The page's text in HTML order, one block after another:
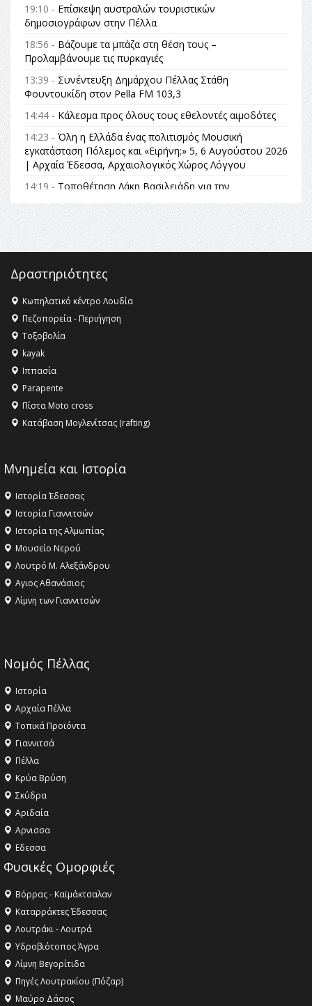
19:10 - Επίσκεψη αυστραλών τουριστικών
δημοσιογράφων στην Πέλλα
18:56 - Βάζουμε τα μπάζα στη θέση τους –
Προλαμβάνουμε τις πυρκαγιές
13:39 - Συνέντευξη Δημάρχου Πέλλας Στάθη
Φουντουκίδη στον Pella FM 103,3
14:44 - Κάλεσμα προς όλους τους εθελοντές αιμοδότες
14:23 - Όλη η Ελλάδα ένας πολιτισμός Μουσική
εγκατάσταση Πόλεμος και «Ειρήνη;» 5, 6 Αυγούστου 2026
| Αρχαία Έδεσσα, Αρχαιολογικός Χώρος Λόγγου
14:19 - Τοποθέτηση Λάκη Βασιλειάδη για την
θεσμικές διαδικασίες υπάρχει μόνο η ευθύνη απέναντι
στις επόμενες γενιές»
16:35 -Το πρόγραμμα του ΠΑΟΚ στον δεύτερο γύρο του
16:27 - Όλυμπος: Εντάχθηκε στον Κατάλογο Παγκόσμιας
Κληρονομιάς της UNESCO – Ομόφωνη η απόφαση Ο
Όλυμπος αναγνωρίστηκε ως φυσικό και πολιτιστικό
αγαθό εξέχουσας οικουμενικής αξίας για την
ανθρωπότητα
16:18 -
ΣΤΗΝ ΕΔΕΣΣΑ
Δραστηριότητες
Κωπηλατικό κέντρο Λουδία
Πεζοπορεία - Περιήγηση
Τοξοβολία
kayak
Ιππασία
Parapente
Πίστα Moto cross
Κατάβαση Μογλενίτσας (rafting)
Μνημεία και Ιστορία
Ιστορία Έδεσσας
Ιστορία Γιαννιτσών
Ιστορία της Αλμωπίας
Μουσείο Νερού
Λουτρό Μ. Αλεξάνδρου
Αγιος Αθανάσιος
Λίμνη των Γιαννιτσών
Νομός Πέλλας
Ιστορία
Αρχαία Πέλλα
Τοπικά Προϊόντα
Γιαννιτσά
Πέλλα
Κρύα Βρύση
Σκύδρα
Αριδαία
Aρνισσα
Eδεσσα
Φυσικές Ομορφιές
Βόρρας - Καϊμάκτσαλαν
Καταρράκτες Έδεσσας
Λουτράκι - Λουτρά
Υδροβιότοπος Άγρα
Λίμνη Βεγορίτιδα
Πηγές Λουτρακίου (Πόζαρ)
Μαύρο Δάσος